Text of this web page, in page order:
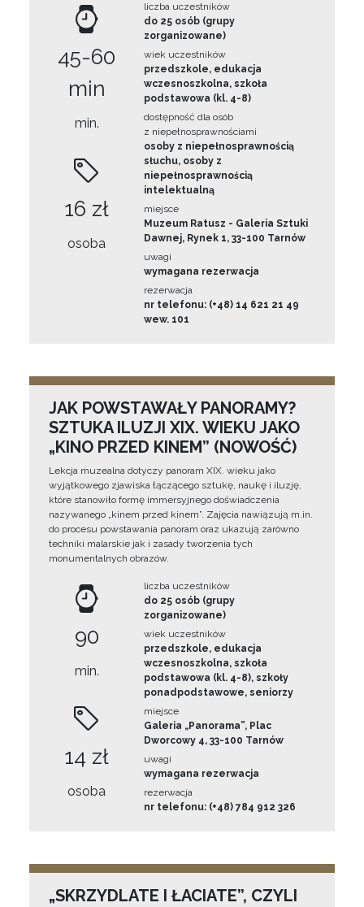
45-60
min
min.
16 zł
osoba
liczba uczestników
do 25 osób (grupy
zorganizowane)
wiek uczestników
przedszkole, edukacja
wczesnoszkolna, szkoła
podstawowa (kl. 4-8)
dostępność dla osób
z niepełnosprawnościami
osoby z niepełnosprawnością
słuchu, osoby z
niepełnosprawnością
intelektualną
miejsce
Muzeum Ratusz - Galeria Sztuki
Dawnej, Rynek 1, 33-100 Tarnów
uwagi
wymagana rezerwacja
rezerwacja
nr telefonu: (+48) 14 621 21 49
wew. 101
JAK POWSTAWAŁY PANORAMY?
SZTUKA ILUZJI XIX. WIEKU JAKO
„KINO PRZED KINEM” (NOWOŚĆ)
Lekcja muzealna dotyczy panoram XIX. wieku jako
wyjątkowego zjawiska łączącego sztukę, naukę i iluzję,
które stanowiło formę immersyjnego doświadczenia
nazywanego „kinem przed kinem”. Zajęcia nawiązują m.in.
do procesu powstawania panoram oraz ukazują zarówno
techniki malarskie jak i zasady tworzenia tych
monumentalnych obrazów.
90
min.
14 zł
osoba
liczba uczestników
do 25 osób (grupy
zorganizowane)
wiek uczestników
przedszkole, edukacja
wczesnoszkolna, szkoła
podstawowa (kl. 4-8), szkoły
ponadpodstawowe, seniorzy
miejsce
Galeria „Panorama”, Plac
Dworcowy 4, 33-100 Tarnów
uwagi
wymagana rezerwacja
rezerwacja
nr telefonu: (+48) 784 912 326
„SKRZYDLATE I ŁACIATE”, CZYLI